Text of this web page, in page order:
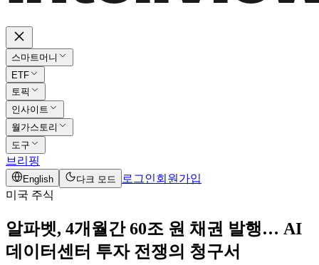
스마트머니
ETF
토픽
인사이트
월가스토리
도구
브리핑
English 다크 모드 로그인회원가입
미국 주식
알파벳, 4개월간 60조 원 채권 발행… AI
데이터센터 투자 전쟁의 청구서